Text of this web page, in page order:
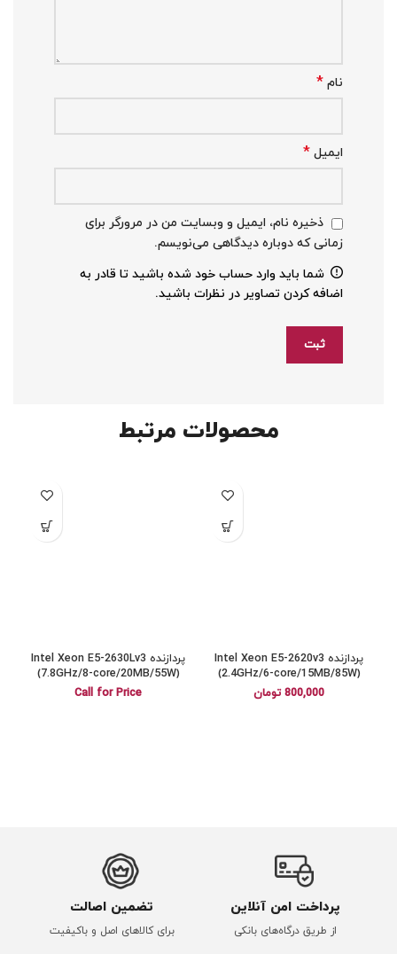
نام *
ایمیل *
ذخیره نام، ایمیل و وبسایت من در مرورگر برای
زمانی که دوباره دیدگاهی می‌نویسم.
شما باید وارد حساب خود شده باشید تا قادر به
اضافه کردن تصاویر در نظرات باشید.
محصولات مرتبط
پردازنده Intel Xeon E5-2620v3
(2.4GHz/6-core/15MB/85W)
800,000 تومان
پردازنده Intel Xeon E5-2630Lv3
(7.8GHz/8-core/20MB/55W)
Call for Price
پرداخت امن آنلاین
از طریق درگاه‌های بانکی
تضمین اصالت
برای کالاهای اصل و باکیفیت